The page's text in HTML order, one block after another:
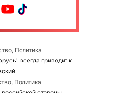
Политика
всегда приводит к
Политика